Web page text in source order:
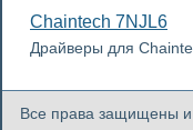
Chaintech 7NJL6
Драйверы для
Все права защищены